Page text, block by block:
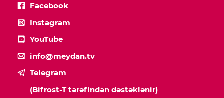
Facebook
Instagram
YouTube
info@meydan.tv
Telegram
(Bifrost-T tərəfindən dəstəklənir)